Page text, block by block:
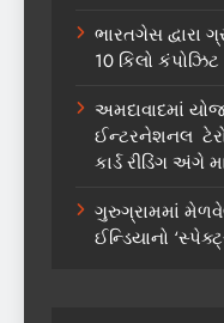
ભારતગેસ દ્વારા
10 કિલો
અમદાવાદમાં
ઈન્ટરનેશનલ
કાર્ડ રીડિંગ અંગે
ગુરુગ્રામમાં
ઈન્ડિયાનો